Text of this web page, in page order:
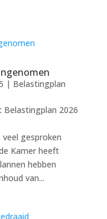
| Belastingplan
2026
gesproken
Kamer heeft
hebben
van...